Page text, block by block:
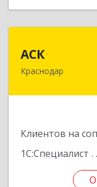
АСК
Краснодар
Клиентов на
1С:Специалист
350900,